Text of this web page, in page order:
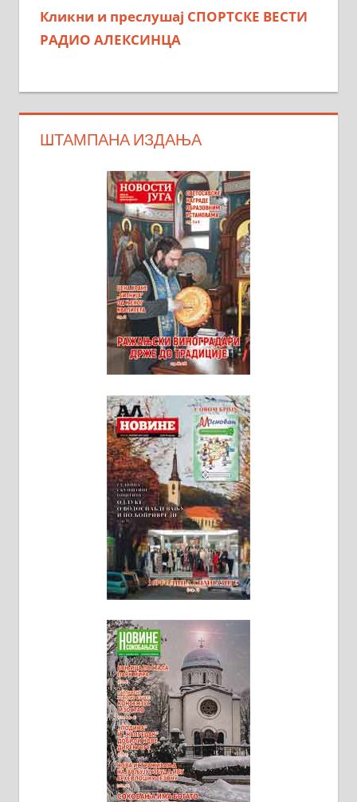
Кликни и преслушај СПОРТСКЕ ВЕСТИ
РАДИО АЛЕКСИНЦА
ШТАМПАНА ИЗДАЊА